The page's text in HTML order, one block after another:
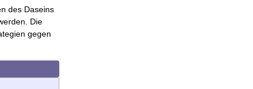
des Daseins
Die
gegen